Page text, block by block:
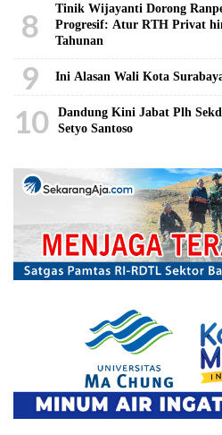
8
Tinik Wijayanti Dorong
Progresif: Atur RTH Privat
Tahunan
9 Ini Alasan Wali Kota
10
Dandung Kini Jabat Plh
Setyo Santoso